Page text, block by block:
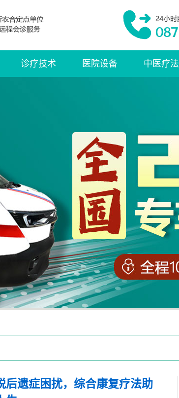
诊疗技术 医院设备 中医疗法
后遗症困扰，综合康复疗法助